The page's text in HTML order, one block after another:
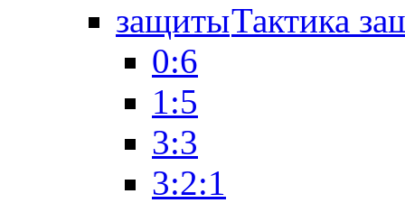
Тактика
0:6
1:5
3:3
3:2:1